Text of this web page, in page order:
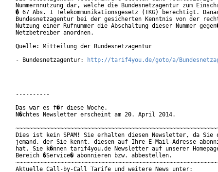
Nummernnutzung dar, welche die Bundesnetzagentur zum
� 67 Abs. 1 Telekommunikationsgesetz (TKG) berechtigt.
Bundesnetzagentur bei der gesicherten Kenntnis von der
Nutzung einer Rufnummer die Abschaltung dieser Nummer
Netzbetreiber anordnen.
Quelle: Mitteilung der Bundesnetzagentur
- Bundesnetzagentur:
http://tarif4you.de/goto/a/
----------
Das war es f�r diese Woche.
N�chtes Newsletter erscheint am 20. April 2014.
Dies ist kein SPAM! Sie erhalten diesen Newsletter, da Sie
jemand, der Sie kennt, diesen auf Ihre E-Mail-Adresse
hat. Sie k�nnen tarif4you.de Newsletter auf unserer
Bereich �Service� abonnieren bzw. abbestellen.